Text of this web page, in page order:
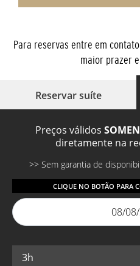
Para reservas entre em
maior prazer
Reservar suíte
Preços válidos
diretamente na
Sem garantia de
CLIQUE NO BOTÃO PARA
08/
3h